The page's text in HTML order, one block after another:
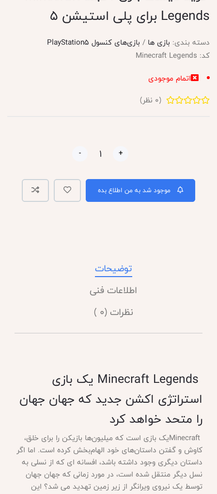
Legends برای پلی استیشن 5
دسته بندی: بازی ها / بازی‌های کنسول PlayStation5
کد: Minecraft Legends
اتمام موجودی
(
0 نظر)
- +
موجود شد به من اطلاع بده
توضیحات
اطلاعات فنی
نظرات (0 )
Minecraft Legends یک بازی
استراتژی اکشن جدید که جهان جهان
را متحد خواهد کرد
Minecraftیک بازی است که میلیون‌ها بازیکن را برای خلق،
کاوش و گفتن داستان‌های خود الهام‌بخش کرده است. اما اگر
داستان دیگری وجود داشته باشد، افسانه ای که از نسلی به
نسل دیگر منتقل شده است، در مورد زمانی که جهان جهان
توسط یک نیروی ویرانگر از زیر زمین تهدید می شد؟ این